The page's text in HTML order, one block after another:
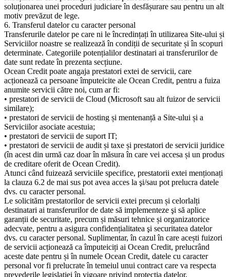
soluționarea unei proceduri judiciare în desfășurare sau pentru un alt
motiv prevăzut de lege.
6. Transferul datelor cu caracter personal
Transferurile datelor pe care ni le încredințați în utilizarea Site-ului și
Serviciilor noastre se realizează în condiții de securitate și în scopuri
determinate. Categoriile potențialilor destinatari ai transferurilor de
date sunt redate în prezenta secțiune.
Ocean Credit poate angaja prestatori extei de servicii, care
acționează ca persoane împuteicite ale Ocean Credit, pentru a fuiza
anumite servicii către noi, cum ar fi:
• prestatori de servicii de Cloud (Microsoft sau alt fuizor de servicii
similare);
• prestatori de servicii de hosting și mentenanță a Site-ului și a
Serviciilor asociate acestuia;
• prestatori de servicii de suport IT;
• prestatori de servicii de audit și taxe și prestatori de servicii juridice
(în acest din urmă caz doar în măsura în care vei accesa și un produs
de creditare oferit de Ocean Credit).
Atunci când fuizează serviciile specifice, prestatorii extei menționați
la clauza 6.2 de mai sus pot avea acces la şi/sau pot prelucra datele
dvs. cu caracter personal.
Le solicităm prestatorilor de servicii extei precum și celorlalți
destinatari ai transferurilor de date să implementeze şi să aplice
garanții de securitate, precum și măsuri tehnice și organizatorice
adecvate, pentru a asigura confidențialitatea şi securitatea datelor
dvs. cu caracter personal. Suplimentar, în cazul în care acești fuizori
de servicii acționează ca împuteiciți ai Ocean Credit, prelucrând
aceste date pentru și în numele Ocean Credit, datele cu caracter
personal vor fi prelucrate în temeiul unui contract care va respecta
prevederile legislației în vigoare privind protecția datelor.